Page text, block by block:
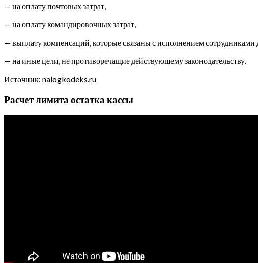
— на оплату почтовых затрат,
— на оплату командировочных затрат,
— выплату компенсаций, которые связаны с исполнением сотрудниками
— на иные цели, не противоречащие действующему законодательству.
Источник: nalogkodeks.ru
Расчет лимита остатка кассы